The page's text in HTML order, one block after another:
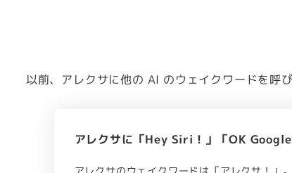
以前、アレクサに他の AI のウェイクワードを呼
アレクサに「Hey Siri！」「OK